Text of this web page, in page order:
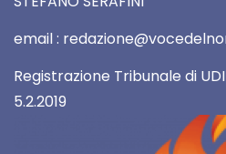
email :
Registrazione Tribunale di
5.2.2019